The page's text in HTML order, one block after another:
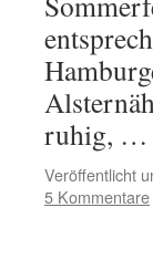
ruhig, …
Veröffentlicht
5 Kommentare